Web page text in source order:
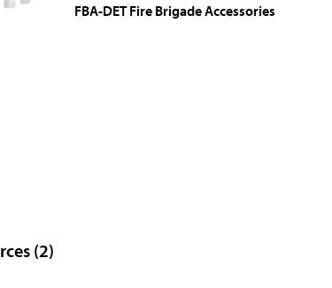
FBA-DET Fire Brigade Accessories
(2)